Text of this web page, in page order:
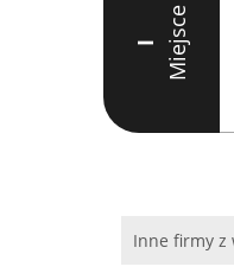
I Miejsce
Inne firmy z